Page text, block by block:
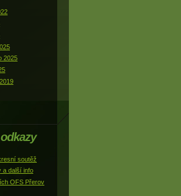
2025
soutěž
a další info
OFS Přerov